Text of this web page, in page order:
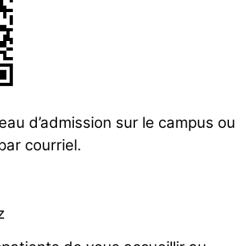
d’admission sur le campus ou
courriel.